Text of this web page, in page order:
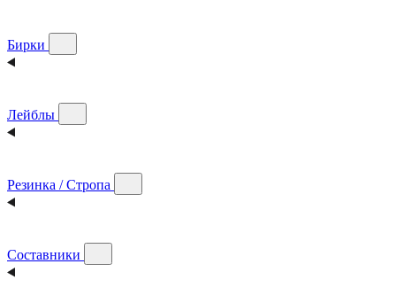
Бирки
Лейблы
Резинка / Стропа
Составники